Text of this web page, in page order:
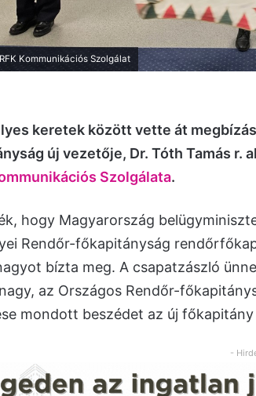
Kommunikációs Szolgálat
keretek között vette át
új vezetője, Dr. Tóth Tamás r.
Szolgálata.
hogy Magyarország
Rendőr-főkapitányság
bízta meg. A csapatzászló
az Országos Rendőr-
mondott beszédet az új
-